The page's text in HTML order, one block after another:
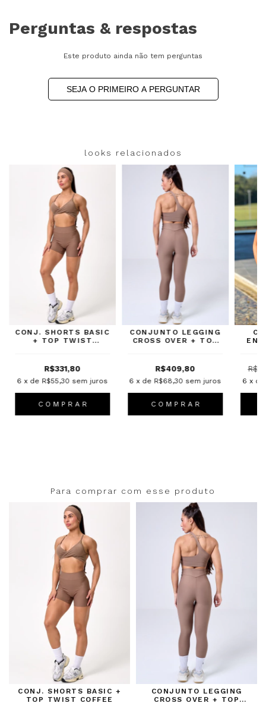
Perguntas & respostas
Este produto ainda não tem perguntas
SEJA O PRIMEIRO A PERGUNTAR
looks relacionados
CONJ. SHORTS BASIC
+ TOP TWIST
R$331,80
6 x de R$55,30 sem juros
C O M P R A R
CONJUNTO LEGGING
CROSS OVER + TOP
R$409,80
6 x de R$68,30 sem juros
C O M P R A R
6 x
Para comprar com esse produto
CONJ. SHORTS BASIC +
TOP TWIST COFFEE
CONJUNTO LEGGING
CROSS OVER + TOP